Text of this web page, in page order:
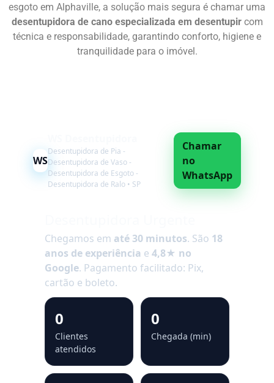
esgoto em Alphaville, a solução mais segura é chamar uma
desentupidora de cano especializada em desentupircom
técnica e responsabilidade, garantindo conforto, higiene e
tranquilidade para o imóvel.
WS
Desentupidora de Pia -
Desentupidora de Vaso -
Desentupidora de Esgoto -
Desentupidora de Ralo • SP
Chamar
no
WhatsApp
Chegamos em até 30 minutos. São 18
anos de experiência e 4,8★ no
Google. Pagamento facilitado: Pix,
cartão e boleto.
0
Clientes
atendidos
0
Chegada (min)